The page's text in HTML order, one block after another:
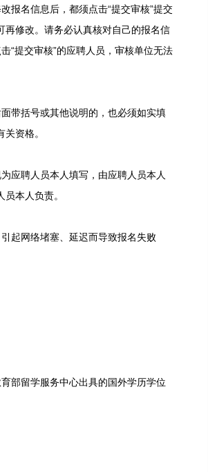
名信息后，都须点击“提交审核”提交
修改。请务必认真核对自己的报名信
“提交审核”的应聘人员，审核单位无法
带括号或其他说明的，也必须如实填
资格。
聘人员本人填写，由应聘人员本人
本人负责。
起网络堵塞、延迟而导致报名失败
部留学服务中心出具的国外学历学位